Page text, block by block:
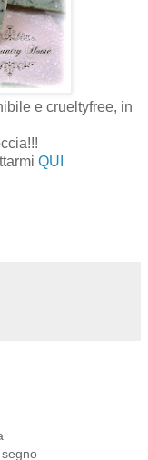
e crueltyfree, in
QUI